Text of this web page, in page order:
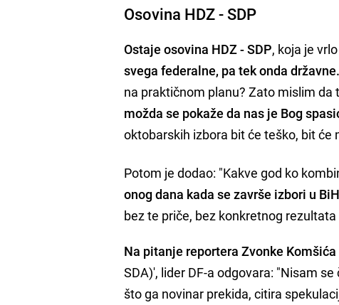
Osovina HDZ - SDP
Ostaje osovina HDZ - SDP, koja je
svega federalne, pa tek onda državne.
na praktičnom planu? Zato mislim da
možda se pokaže da nas je Bog
oktobarskih izbora bit će teško, bit će
Potom je dodao: "Kakve god ko
onog dana kada se završe izbori u BiH
bez te priče, bez konkretnog
Na pitanje reportera Zvonke Komšića
SDA)', lider DF-a odgovara: "Nisam
što ga novinar prekida, citira